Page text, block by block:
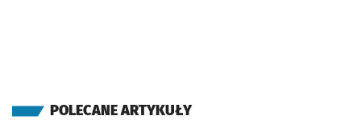
POLECANE ARTYKUŁY